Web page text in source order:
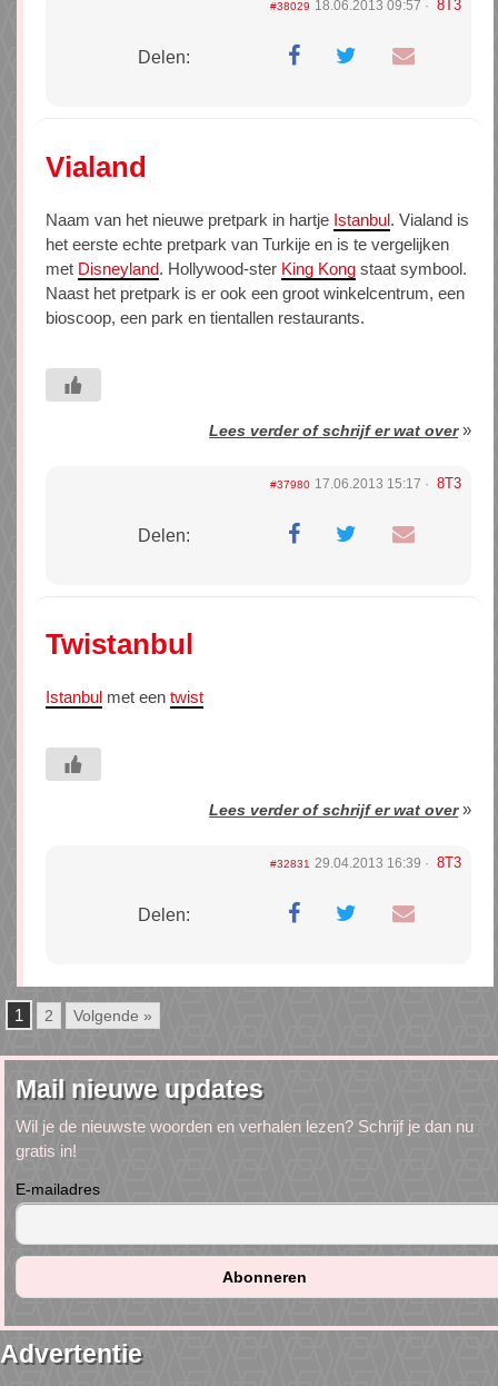
#38029 18.06.2013 09:57 8T3
Delen:
Vialand
Naam van het nieuwe pretpark in hartje Istanbul. Vialand is
het eerste echte pretpark van Turkije en is te vergelijken
met Disneyland. Hollywood-ster King Kong staat symbool.
Naast het pretpark is er ook een groot winkelcentrum, een
bioscoop, een park en tientallen restaurants.
Lees verder of schrijf er wat over»
#37980 17.06.2013 15:17 8T3
Delen:
Twistanbul
Istanbul met een twist
Lees verder of schrijf er wat over»
#32831 29.04.2013 16:39 8T3
Delen:
1 2 Volgende »
Mail nieuwe updates
Wil je de nieuwste woorden en verhalen lezen? Schrijf je dan nu
gratis in!
E-mailadres
Advertentie